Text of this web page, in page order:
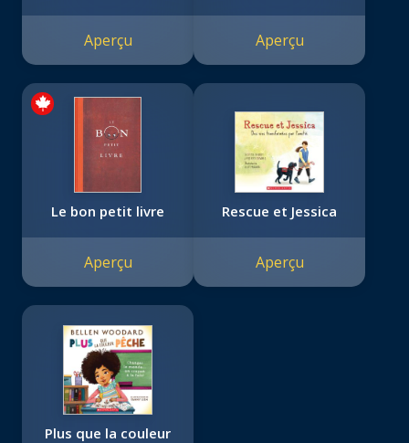
Aperçu Aperçu
Le bon petit livre
Aperçu
Rescue et Jessica
Aperçu
Plus que la couleur